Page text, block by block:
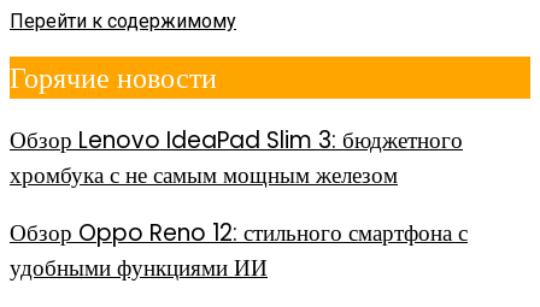
Перейти к содержимому
Горячие новости
Обзор Lenovo IdeaPad Slim 3: бюджетного
хромбука с не самым мощным железом
Обзор Oppo Reno 12: стильного смартфона с
удобными функциями ИИ